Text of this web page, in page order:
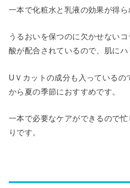
一本で化粧水と乳液の効果が得ら
うるおいを保つのに欠かせない
酸が配合されているので、肌にハ
UＶカットの成分も入っているの
から夏の季節におすすめです。
一本で必要なケアができるので
りです。